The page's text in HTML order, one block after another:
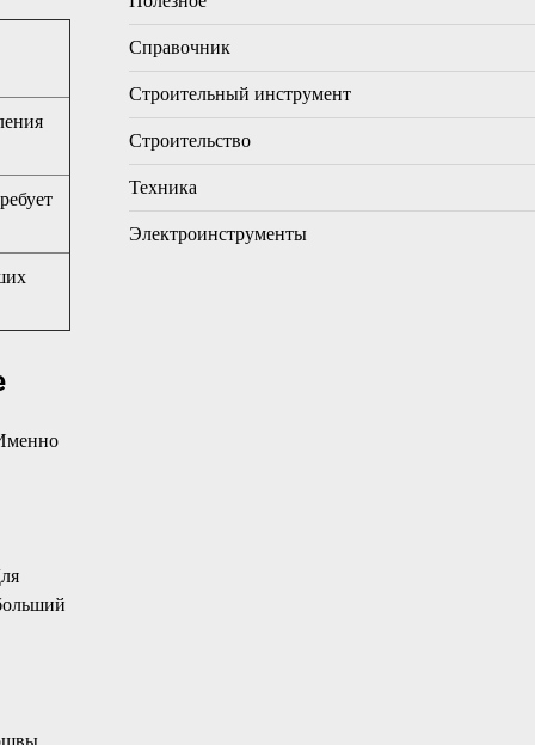
Справочник
Строительный инструмент
Строительство
Техника
Электроинструменты